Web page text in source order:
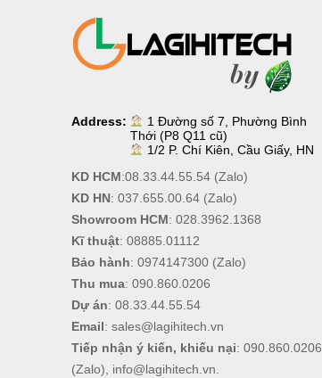
Address:
1 Đường số 7, Phường Bình
Thới (P8 Q11 cũ)
1/2 P. Chí Kiên, Cầu Giấy, HN
KD HCM:08.33.44.55.54(Zalo)
KD HN: 037.655.00.64(Zalo)
Showroom HCM: 028.3962.1368
Kĩ thuật: 08885.01112
Bảo hành: 0974147300(Zalo)
Thu mua: 090.860.0206
Dự án: 08.33.44.55.54
Email: sales@lagihitech.vn
Tiếp nhận ý kiến, khiếu nại: 090.860.0206
(Zalo), info@lagihitech.vn